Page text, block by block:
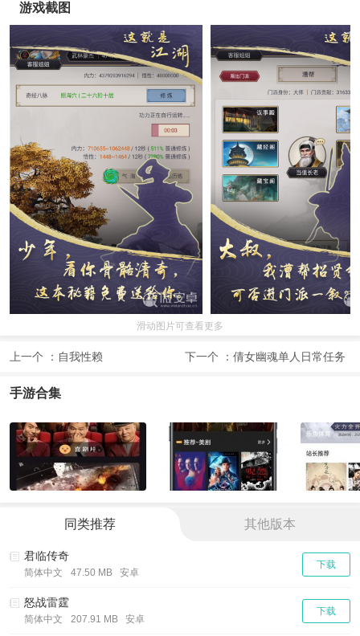
游戏截图
滑动图片可查看更多
上一个 ： 自我性赖 下一个 ： 倩女幽魂单人日常任务
手游合集
同类推荐 其他版本
君临传奇
简体中文 47.50 MB 安卓
下载
怒战雷霆
简体中文 207.91 MB 安卓
下载